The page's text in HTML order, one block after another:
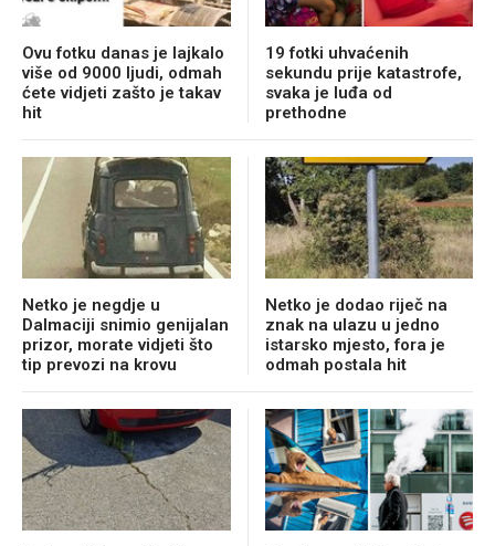
Ovu fotku danas je lajkalo
više od 9000 ljudi, odmah
ćete vidjeti zašto je takav
hit
19 fotki uhvaćenih
sekundu prije katastrofe,
svaka je luđa od
prethodne
Netko je negdje u
Dalmaciji snimio genijalan
prizor, morate vidjeti što
tip prevozi na krovu
Netko je dodao riječ na
znak na ulazu u jedno
istarsko mjesto, fora je
odmah postala hit